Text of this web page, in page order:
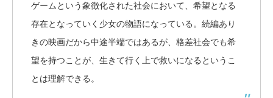
ゲームという象徴化された社会において、希望となる
存在となっていく少女の物語になっている。続編あり
きの映画だから中途半端ではあるが、格差社会でも希
望を持つことが、生きて行く上で救いになるというこ
とは理解できる。